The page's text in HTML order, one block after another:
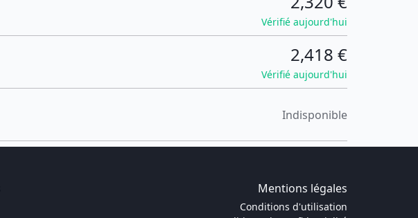
Vérifié aujourd'hui
2,418 €
Vérifié aujourd'hui
Indisponible
Mentions légales
Conditions d'utilisation